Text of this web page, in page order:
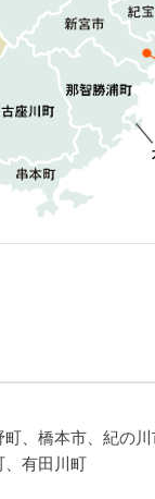
、橋本市、紀の
、有田川町